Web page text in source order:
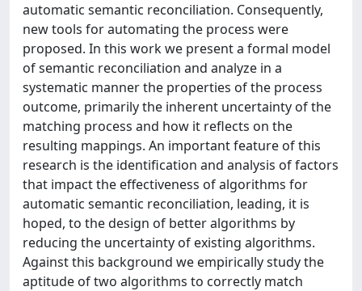
automatic semantic reconciliation. Consequently,
new tools for automating the process were
proposed. In this work we present a formal model
of semantic reconciliation and analyze in a
systematic manner the properties of the process
outcome, primarily the inherent uncertainty of the
matching process and how it reflects on the
resulting mappings. An important feature of this
research is the identification and analysis of factors
that impact the effectiveness of algorithms for
automatic semantic reconciliation, leading, it is
hoped, to the design of better algorithms by
reducing the uncertainty of existing algorithms.
Against this background we empirically study the
aptitude of two algorithms to correctly match